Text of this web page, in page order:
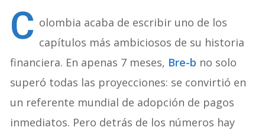
C olombia acaba de escribir uno de los
capítulos más ambiciosos de su historia
financiera. En apenas 7 meses, Bre-b no solo
superó todas las proyecciones: se convirtió en
un referente mundial de adopción de pagos
inmediatos. Pero detrás de los números hay